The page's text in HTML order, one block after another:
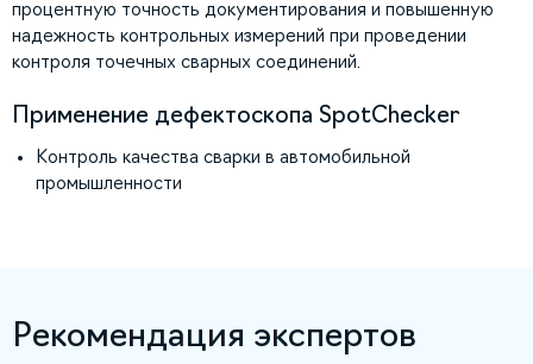
процентную точность документирования и повышенную
надежность контрольных измерений при проведении
контроля точечных сварных соединений.
Применение дефектоскопа SpotChecker
Контроль качества сварки в автомобильной
промышленности
Рекомендация экспертов